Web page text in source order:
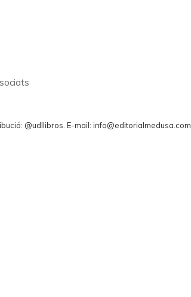
@udllibros. E-mail: info@editorialmedusa.com.